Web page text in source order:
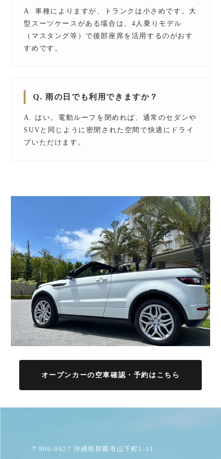
A. 車種によりますが、トランクは小さめです。大
型スーツケースがある場合は、4人乗りモデル
（マスタング等）で後部座席を活用するのがおす
すめです。
Q. 雨の日でも利用できますか？
A. はい。電動ルーフを閉めれば、通常のセダンや
SUVと同じように密閉された空間で快適にドライ
ブいただけます。
オープンカーの空車確認・予約はこちら
〒900-0027 沖縄県那覇市山下町1-11